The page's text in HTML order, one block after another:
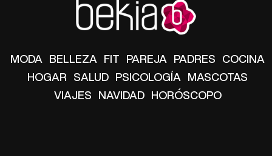
MODA BELLEZA FIT PAREJA PADRES COCINA
HOGAR SALUD PSICOLOGÍA MASCOTAS
VIAJES NAVIDAD HORÓSCOPO